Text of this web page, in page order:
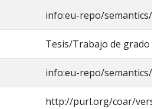
info:eu-repo/semantics/
Tesis/Trabajo de grado
info:eu-repo/semantics/
http://purl.org/coar/